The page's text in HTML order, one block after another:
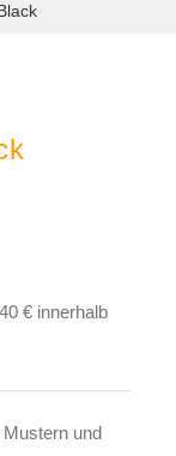
€ innerhalb
Mustern und